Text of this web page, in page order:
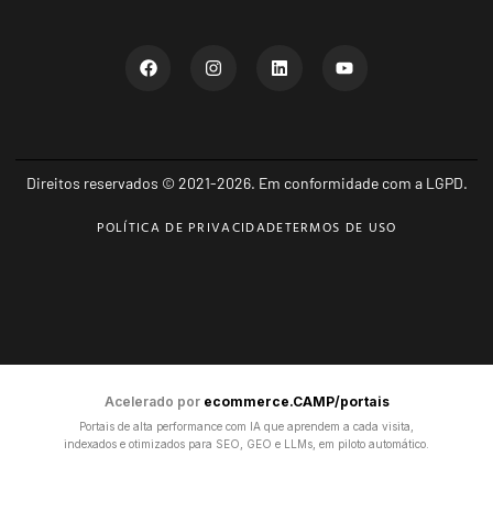
Direitos reservados © 2021-2026. Em conformidade com a LGPD.
POLÍTICA DE PRIVACIDADETERMOS DE USO
Acelerado por ecommerce.CAMP/portais
Portais de alta performance com IA que aprendem a cada visita,
indexados e otimizados para SEO, GEO e LLMs, em piloto automático.